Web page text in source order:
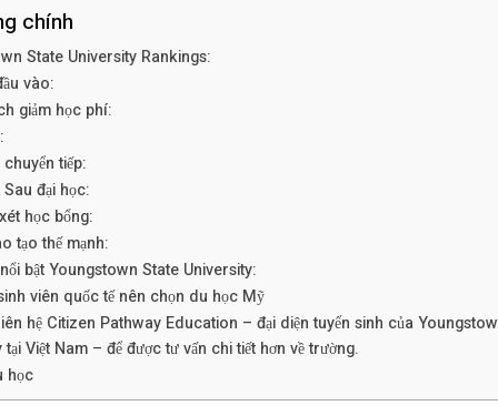
chính
State University Rankings:
vào:
giảm học phí:
tiếp:
đại học:
học bổng:
tạo thế mạnh:
bật Youngstown State University:
viên quốc tế nên chọn du học Mỹ
hệ Citizen Pathway Education – đại diện tuyển sinh của
Việt Nam – để được tư vấn chi tiết hơn về trường.
học